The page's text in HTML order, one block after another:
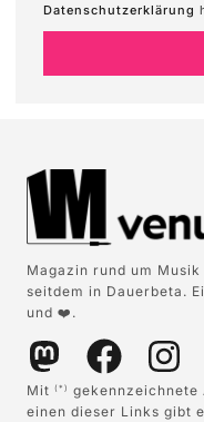
Datenschutzerklärung
Magazin rund um
seitdem in Dauerbeta.
und ❤️.
Mit (*)
einen dieser Links gibt